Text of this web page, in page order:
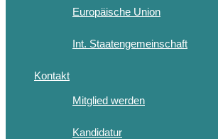
Europäische Union
Int. Staatengemeinschaft
Kontakt
Mitglied werden
Kandidatur